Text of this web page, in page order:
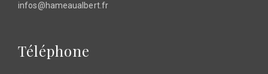
infos@hameaualbert.fr
Téléphone